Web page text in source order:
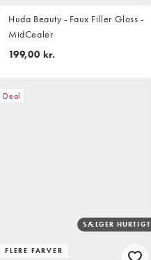
Huda Beauty - Faux Filler Gloss -
MidCealer
199,00 kr.
Deal
FLERE FARVER
SÆLGER HURTIGT